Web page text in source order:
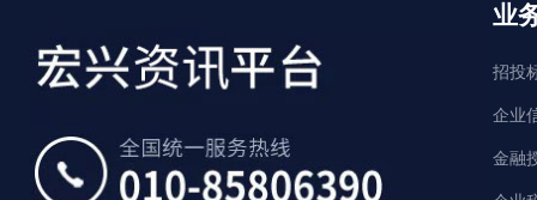
业
招投
企业
金融